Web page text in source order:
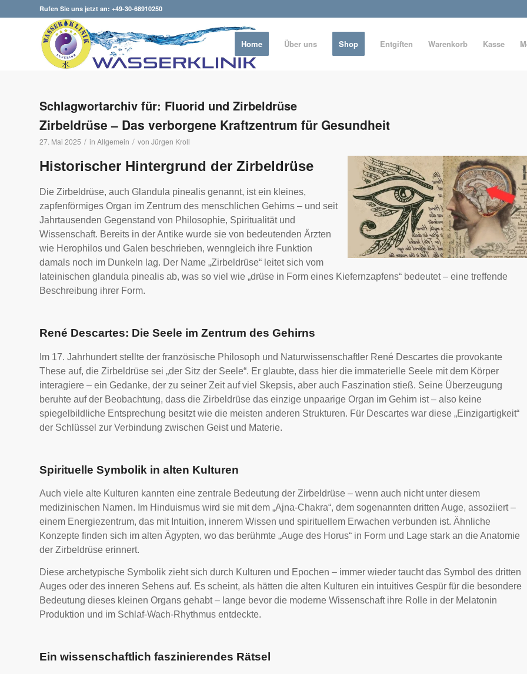
Rufen Sie uns jetzt an: +49-30-68910250
Home Über uns Shop Entgiften Warenkorb Kasse
Schlagwortarchiv für: Fluorid und Zirbeldrüse
Zirbeldrüse – Das verborgene Kraftzentrum für Gesundheit
27. Mai 2025 / in Allgemein / von Jürgen Kroll
Historischer Hintergrund der Zirbeldrüse
Die Zirbeldrüse, auch Glandula pinealis genannt, ist ein kleines,
zapfenförmiges Organ im Zentrum des menschlichen Gehirns – und seit
Jahrtausenden Gegenstand von Philosophie, Spiritualität und
Wissenschaft. Bereits in der Antike wurde sie von bedeutenden Ärzten
wie Herophilos und Galen beschrieben, wenngleich ihre Funktion
damals noch im Dunkeln lag. Der Name „Zirbeldrüse“ leitet sich vom
lateinischen glandula pinealis ab, was so viel wie „drüse in Form eines Kiefernzapfens“ bedeutet – eine treffende
Beschreibung ihrer Form.
René Descartes: Die Seele im Zentrum des Gehirns
Im 17. Jahrhundert stellte der französische Philosoph und Naturwissenschaftler René Descartes die provokante
These auf, die Zirbeldrüse sei „der Sitz der Seele“. Er glaubte, dass hier die immaterielle Seele mit dem Körper
interagiere – ein Gedanke, der zu seiner Zeit auf viel Skepsis, aber auch Faszination stieß. Seine Überzeugung
beruhte auf der Beobachtung, dass die Zirbeldrüse das einzige unpaarige Organ im Gehirn ist – also keine
spiegelbildliche Entsprechung besitzt wie die meisten anderen Strukturen. Für Descartes war diese „Einzigartigkeit“
der Schlüssel zur Verbindung zwischen Geist und Materie.
Spirituelle Symbolik in alten Kulturen
Auch viele alte Kulturen kannten eine zentrale Bedeutung der Zirbeldrüse – wenn auch nicht unter diesem
medizinischen Namen. Im Hinduismus wird sie mit dem „Ajna-Chakra“, dem sogenannten dritten Auge, assoziiert –
einem Energiezentrum, das mit Intuition, innerem Wissen und spirituellem Erwachen verbunden ist. Ähnliche
Konzepte finden sich im alten Ägypten, wo das berühmte „Auge des Horus“ in Form und Lage stark an die Anatomie
der Zirbeldrüse erinnert.
Diese archetypische Symbolik zieht sich durch Kulturen und Epochen – immer wieder taucht das Symbol des dritten
Auges oder des inneren Sehens auf. Es scheint, als hätten die alten Kulturen ein intuitives Gespür für die besondere
Bedeutung dieses kleinen Organs gehabt – lange bevor die moderne Wissenschaft ihre Rolle in der Melatonin
Produktion und im Schlaf-Wach-Rhythmus entdeckte.
Ein wissenschaftlich faszinierendes Rätsel